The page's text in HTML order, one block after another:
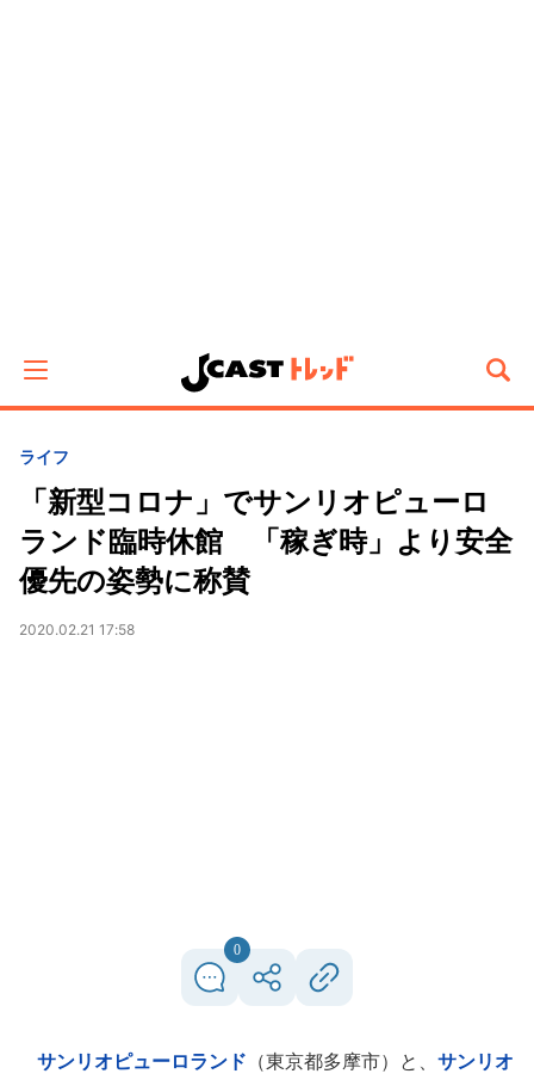
ライフ
「新型コロナ」でサンリオピューロ
ランド臨時休館 「稼ぎ時」より安全
優先の姿勢に称賛
2020.02.21 17:58
0
サンリオピューロランド （東京都多摩市）と、 サンリオ